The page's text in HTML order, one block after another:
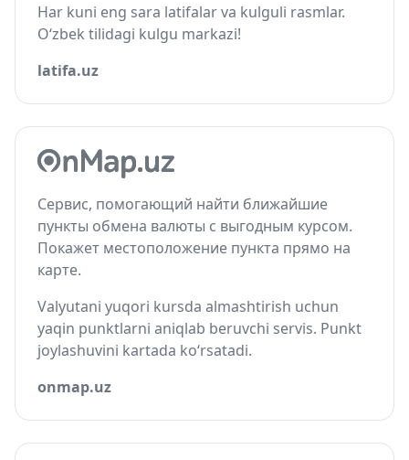
Har kuni eng sara latifalar va kulguli rasmlar.
O‘zbek tilidagi kulgu markazi!
latifa.uz
Сервис, помогающий найти ближайшие
пункты обмена валюты с выгодным курсом.
Покажет местоположение пункта прямо на
карте.
Valyutani yuqori kursda almashtirish uchun
yaqin punktlarni aniqlab beruvchi servis. Punkt
joylashuvini kartada ko‘rsatadi.
onmap.uz